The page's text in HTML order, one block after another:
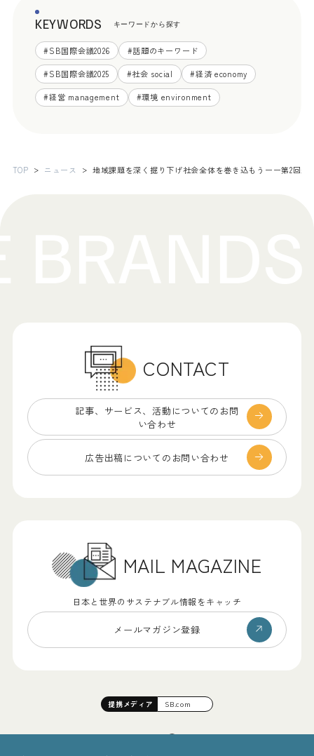
KEYWORDS キーワードから探す
#SB国際会議2026 #話題のキーワード
#SB国際会議2025 #社会 social #経済 economy
#経営 management #環境 environment
TOP ニュース 地域課題を深く掘り下げ社会全体を巻き込もうーー第2回
CONTACT
記事、サービス、 活動についてのお問
い合わせ
広告出稿についての お問い合わせ
MAIL MAGAZINE
日本と世界のサステナブル情報をキャッチ
メールマガジン登録
提携メディア SB.com